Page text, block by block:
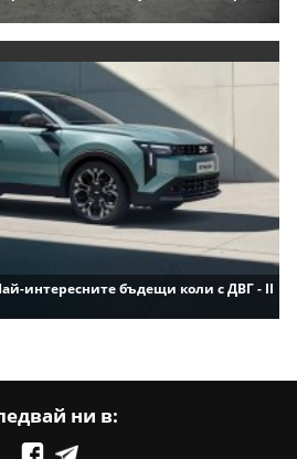
интересните бъдещи коли с ДВГ - II
ни в: